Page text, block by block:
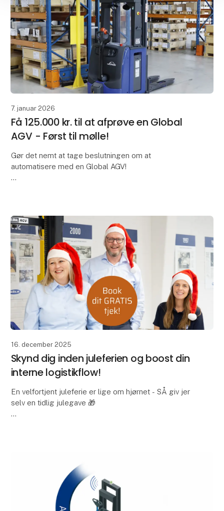
7. januar 2026
Få 125.000 kr. til at afprøve en Global
AGV - Først til mølle!
Gør det nemt at tage beslutningen om at
automatisere med en Global AGV!
SMV:Digital
16. december 2025
Skynd dig inden juleferien og boost din
interne logistikflow!
En velfortjent juleferie er lige om hjørnet - SÅ giv jer
selv en tidlig julegave 🎁